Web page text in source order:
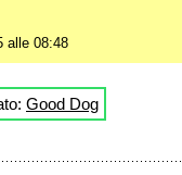
alle 08:48
Good Dog